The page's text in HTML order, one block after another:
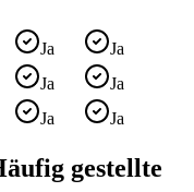
Ja
Ja
Ja
Ja
Ja Ja
gestellte